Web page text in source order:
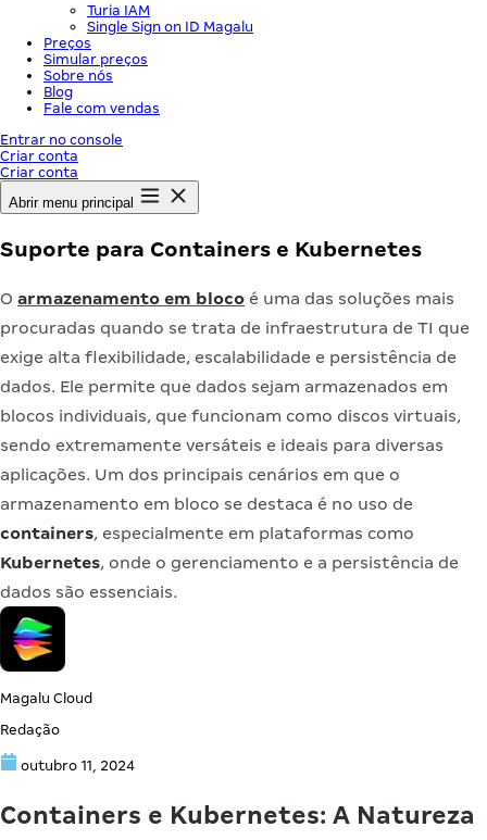
Turia IAM
Single Sign on ID Magalu
Preços
Simular preços
Sobre nós
Blog
Fale com vendas
Entrar no console
Criar conta
Criar conta
Abrir menu principal
Suporte para Containers e Kubernetes
O armazenamento em bloco é uma das soluções mais
procuradas quando se trata de infraestrutura de TI que
exige alta flexibilidade, escalabilidade e persistência de
dados. Ele permite que dados sejam armazenados em
blocos individuais, que funcionam como discos virtuais,
sendo extremamente versáteis e ideais para diversas
aplicações. Um dos principais cenários em que o
armazenamento em bloco se destaca é no uso de
containers, especialmente em plataformas como
Kubernetes, onde o gerenciamento e a persistência de
dados são essenciais.
Magalu Cloud
Redação
outubro 11, 2024
Containers e Kubernetes: A Natureza